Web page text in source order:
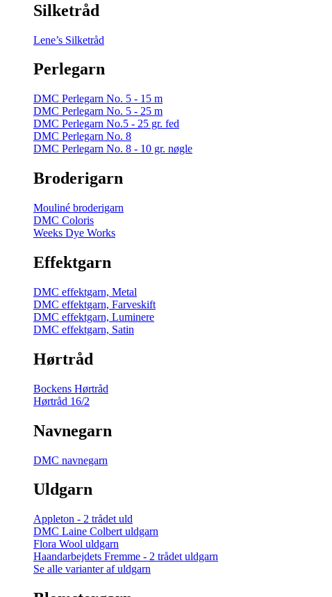
Silketråd
Lene’s Silketråd
Perlegarn
DMC Perlegarn No. 5 - 15 m
DMC Perlegarn No. 5 - 25 m
DMC Perlegarn No.5 - 25 gr. fed
DMC Perlegarn No. 8
DMC Perlegarn No. 8 - 10 gr. nøgle
Broderigarn
Mouliné broderigarn
DMC Coloris
Weeks Dye Works
Effektgarn
DMC effektgarn, Metal
DMC effektgarn, Farveskift
DMC effektgarn, Luminere
DMC effektgarn, Satin
Hørtråd
Bockens Hørtråd
Hørtråd 16/2
Navnegarn
DMC navnegarn
Uldgarn
Appleton - 2 trådet uld
DMC Laine Colbert uldgarn
Flora Wool uldgarn
Haandarbejdets Fremme - 2 trådet uldgarn
Se alle varianter af uldgarn